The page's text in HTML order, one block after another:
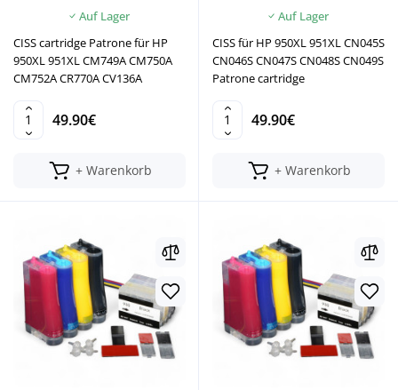
Auf Lager
CISS cartridge Patrone für HP
950XL 951XL CM749A CM750A
CM752A CR770A CV136A
49.90€
+ Warenkorb
Auf Lager
CISS für HP 950XL 951XL CN045S
CN046S CN047S CN048S CN049S
Patrone cartridge
49.90€
+ Warenkorb